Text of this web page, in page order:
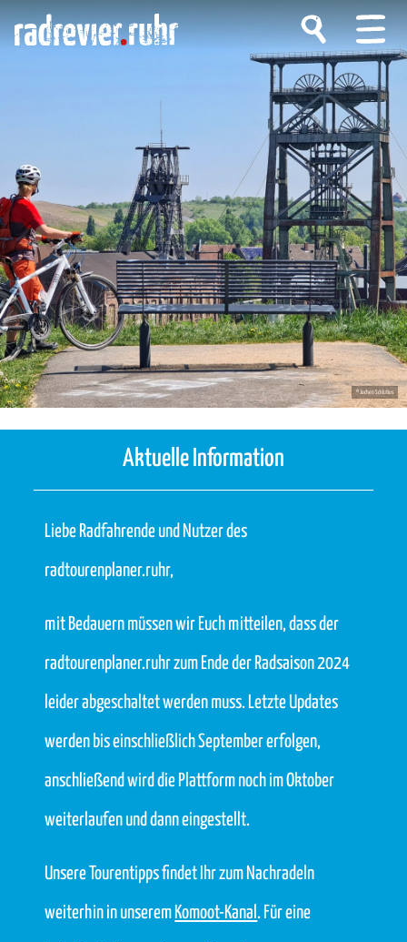
Aktuelle Information
Liebe Radfahrende und Nutzer des
radtourenplaner.ruhr,
mit Bedauern müssen wir Euch mitteilen, dass der
radtourenplaner.ruhr zum Ende der Radsaison 2024
leider abgeschaltet werden muss. Letzte Updates
werden bis einschließlich September erfolgen,
anschließend wird die Plattform noch im Oktober
weiterlaufen und dann eingestellt.
Unsere Tourentipps findet Ihr zum Nachradeln
weiterhin in unserem Komoot-Kanal. Für eine